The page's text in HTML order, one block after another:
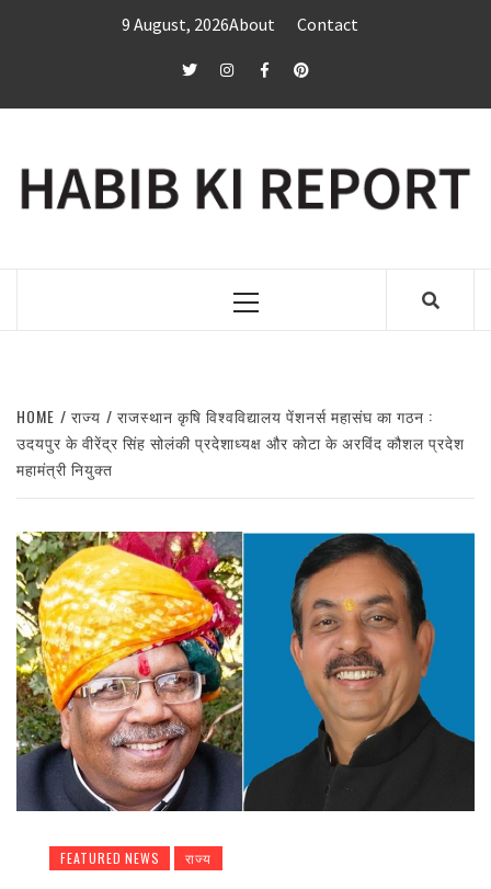
9 August, 2026About Contact
twitterInstagramFacebookPinterest
Primary
HOME राज्य
राजस्थान कृषि विश्वविद्यालय पेंशनर्स महासंघ का गठन :
उदयपुर के वीरेंद्र सिंह सोलंकी प्रदेशाध्यक्ष और कोटा के अरविंद कौशल प्रदेश
महामंत्री नियुक्त
FEATURED NEWS राज्य